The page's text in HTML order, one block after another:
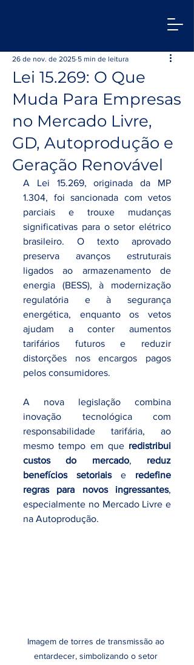
Lei 15.269: O Que
Muda Para Empresas
no Mercado Livre,
GD, Autoprodução e
Geração Renovável
26 de nov. de 2025 5 min de leitura
A Lei 15.269, originada da MP
1.304, foi sancionada com vetos
parciais e trouxe mudanças
significativas para o setor elétrico
brasileiro. O texto aprovado
preserva avanços estruturais
ligados ao armazenamento de
energia (BESS), à modernização
regulatória e à segurança
energética, enquanto os vetos
ajudam a conter aumentos
tarifários futuros e reduzir
distorções nos encargos pagos
pelos consumidores.
A nova legislação combina
inovação tecnológica com
responsabilidade tarifária, ao
mesmo tempo em que redistribui
custos do mercado, reduz
benefícios setoriais e redefine
regras para novos ingressantes,
especialmente no Mercado Livre e
na Autoprodução.
Imagem de torres de transmissão ao
entardecer, simbolizando o setor